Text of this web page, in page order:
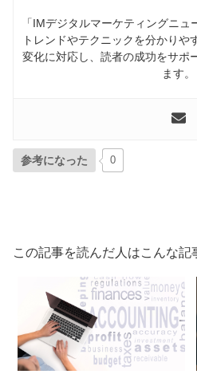
「IMデジタルマーケティングニ
トレンドやテクニックを分かり
変化に対応し、読者の成功をサポ
ます。
参考になった 0
この記事を読んだ人はこんな記